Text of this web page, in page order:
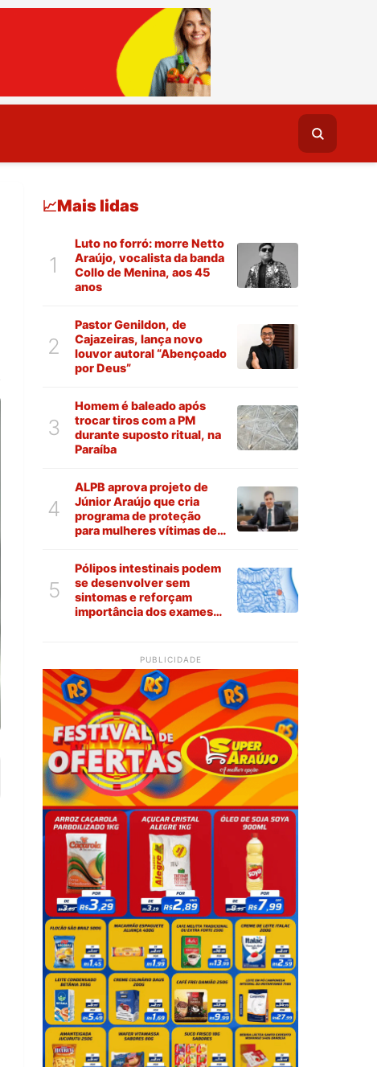
📈Mais lidas
1
Luto no forró: morre Netto
Araújo, vocalista da banda
Collo de Menina, aos 45
anos
2
Pastor Genildon, de
Cajazeiras, lança novo
louvor autoral “Abençoado
por Deus”
3
Homem é baleado após
trocar tiros com a PM
durante suposto ritual, na
Paraíba
4
ALPB aprova projeto de
Júnior Araújo que cria
programa de proteção
para mulheres vítimas de
5
Pólipos intestinais podem
se desenvolver sem
sintomas e reforçam
importância dos exames
PUBLICIDADE